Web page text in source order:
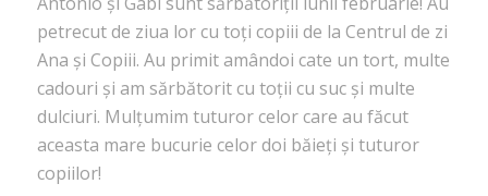
petrecut de ziua lor cu toți copiii de la Centrul de zi
Ana și Copiii. Au primit amândoi cate un tort, multe
cadouri și am sărbătorit cu toții cu suc și multe
dulciuri. Mulțumim tuturor celor care au făcut
aceasta mare bucurie celor doi băieți și tuturor
copiilor!